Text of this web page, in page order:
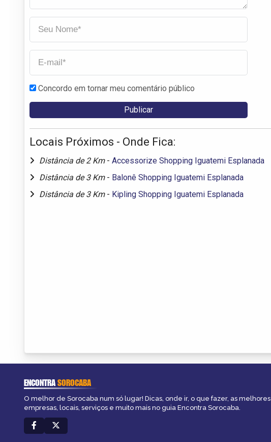
Concordo em tornar meu comentário público
Locais Próximos - Onde Fica:
Distância de 2 Km - Accessorize Shopping Iguatemi Esplanada
Distância de 3 Km - Balonê Shopping Iguatemi Esplanada
Distância de 3 Km - Kipling Shopping Iguatemi Esplanada
ENCONTRASOROCABA
O melhor de Sorocaba num só lugar! Dicas, onde ir, o que fazer, as melhores
empresas, locais, serviços e muito mais no guia Encontra Sorocaba.